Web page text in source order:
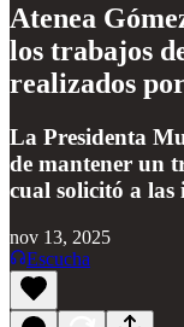
Atenea
los trabajos
realizados
La Presidenta
de mantener un
cual solicitó a las
nov 13, 2025
Escucha